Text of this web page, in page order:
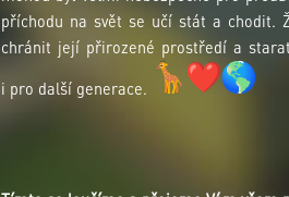
příchodu na svět se učí stát a chodit.
chránit její přirozené prostředí a
i pro další generace.